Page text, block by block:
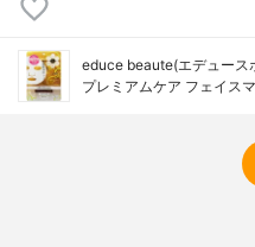
educe beaute(エデュース
プレミアムケア フェイス